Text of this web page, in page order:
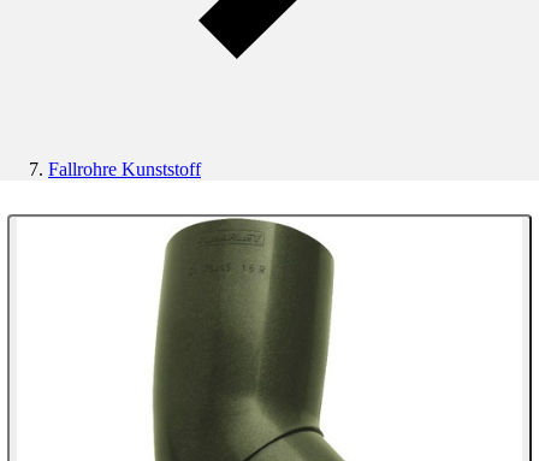
Fallrohre Kunststoff